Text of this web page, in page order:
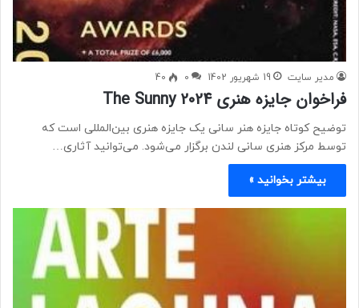
مدیر سایت 19 شهریور 1402 0
40
فراخوان جایزه هنری The Sunny 2024
توضیح کوتاه جایزه هنر سانی یک جایزه هنری بین‌المللی است که
توسط مرکز هنری سانی لندن برگزار می‌شود. می‌توانید آثاری…
بیشتر بخوانید »